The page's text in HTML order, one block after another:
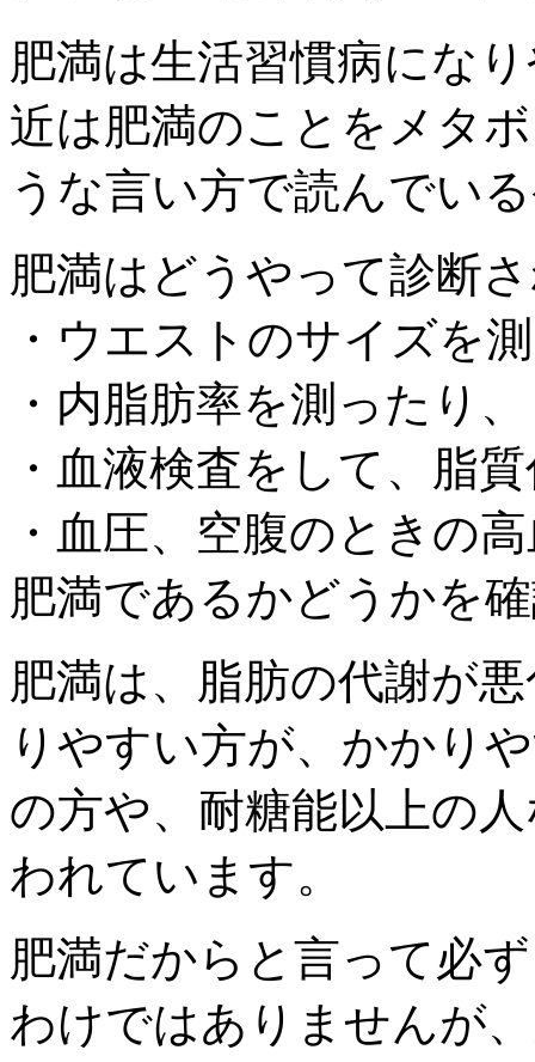
肥満は生活習慣病にな
近は肥満のことをメタ
うな言い方で読んでい
肥満はどうやって診断
・ウエストのサイズを
・内脂肪率を測ったり、
・血液検査をして、脂
・血圧、空腹のときの
肥満であるかどうかを
肥満は、脂肪の代謝が
りやすい方が、かかり
の方や、耐糖能以上の
われています。
肥満だからと言って必
わけではありませんが